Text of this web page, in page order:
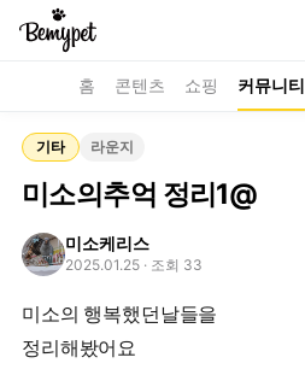
홈 콘텐츠 쇼핑 커뮤니티
기타 라운지
미소의추억 정리1@
미소케리스
2025.01.25 · 조회 33
미소의 행복했던날들을
정리해봤어요